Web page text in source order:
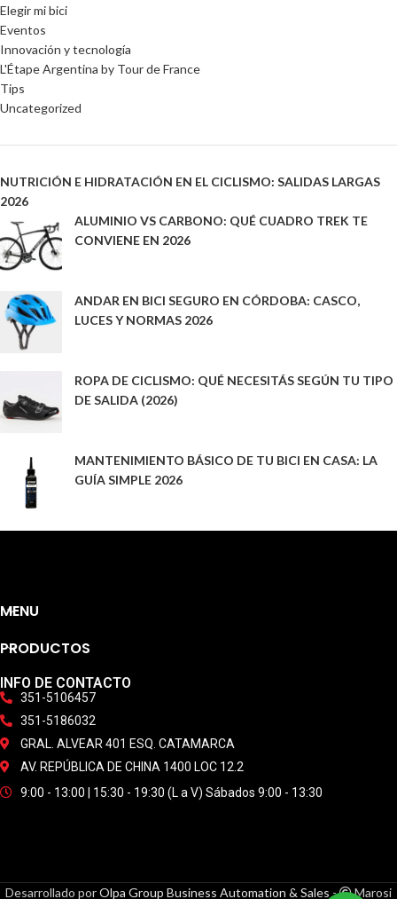
Elegir mi bici
Eventos
Innovación y tecnología
L'Étape Argentina by Tour de France
Tips
Uncategorized
NUTRICIÓN E HIDRATACIÓN EN EL CICLISMO: SALIDAS LARGAS
2026
ALUMINIO VS CARBONO: QUÉ CUADRO TREK TE
CONVIENE EN 2026
ANDAR EN BICI SEGURO EN CÓRDOBA: CASCO,
LUCES Y NORMAS 2026
ROPA DE CICLISMO: QUÉ NECESITÁS SEGÚN TU TIPO
DE SALIDA (2026)
MANTENIMIENTO BÁSICO DE TU BICI EN CASA: LA
GUÍA SIMPLE 2026
MENU
PRODUCTOS
INFO DE CONTACTO
351-5106457
351-5186032
GRAL. ALVEAR 401 ESQ. CATAMARCA
AV. REPÚBLICA DE CHINA 1400 LOC 12.2
9:00 - 13:00 | 15:30 - 19:30 (L a V) Sábados 9:00 - 13:30
Desarrollado porOlpa Group Business Automation & Sales- Marosi